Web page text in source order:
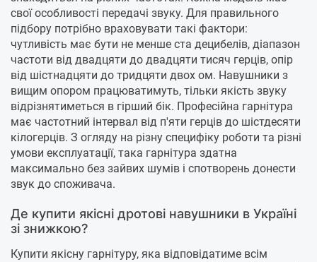
свої особливості передачі звуку. Для правильного
підбору потрібно враховувати такі фактори:
чутливість має бути не менше ста децибелів, діапазон
частоти від двадцяти до двадцяти тисяч герців, опір
від шістнадцяти до тридцяти двох ом. Навушники з
вищим опором працюватимуть, тільки якість звуку
відрізнятиметься в гірший бік. Професійна гарнітура
має частотний інтервал від п'яти герців до шістдесяти
кілогерців. З огляду на різну специфіку роботи та різні
умови експлуатації, така гарнітура здатна
максимально без зайвих шумів і спотворень донести
звук до споживача.
Де купити якісні дротові навушники в Україні
зі знижкою?
Купити якісну гарнітуру, яка відповідатиме всім